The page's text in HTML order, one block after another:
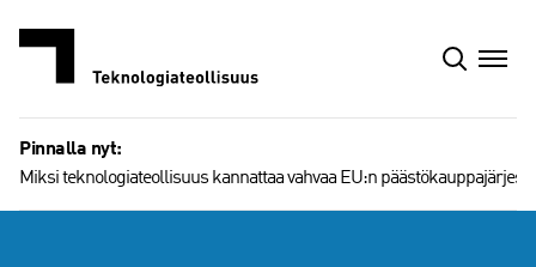
Pinnalla nyt:
Miksi teknologiateollisuus kannattaa vahvaa EU:n